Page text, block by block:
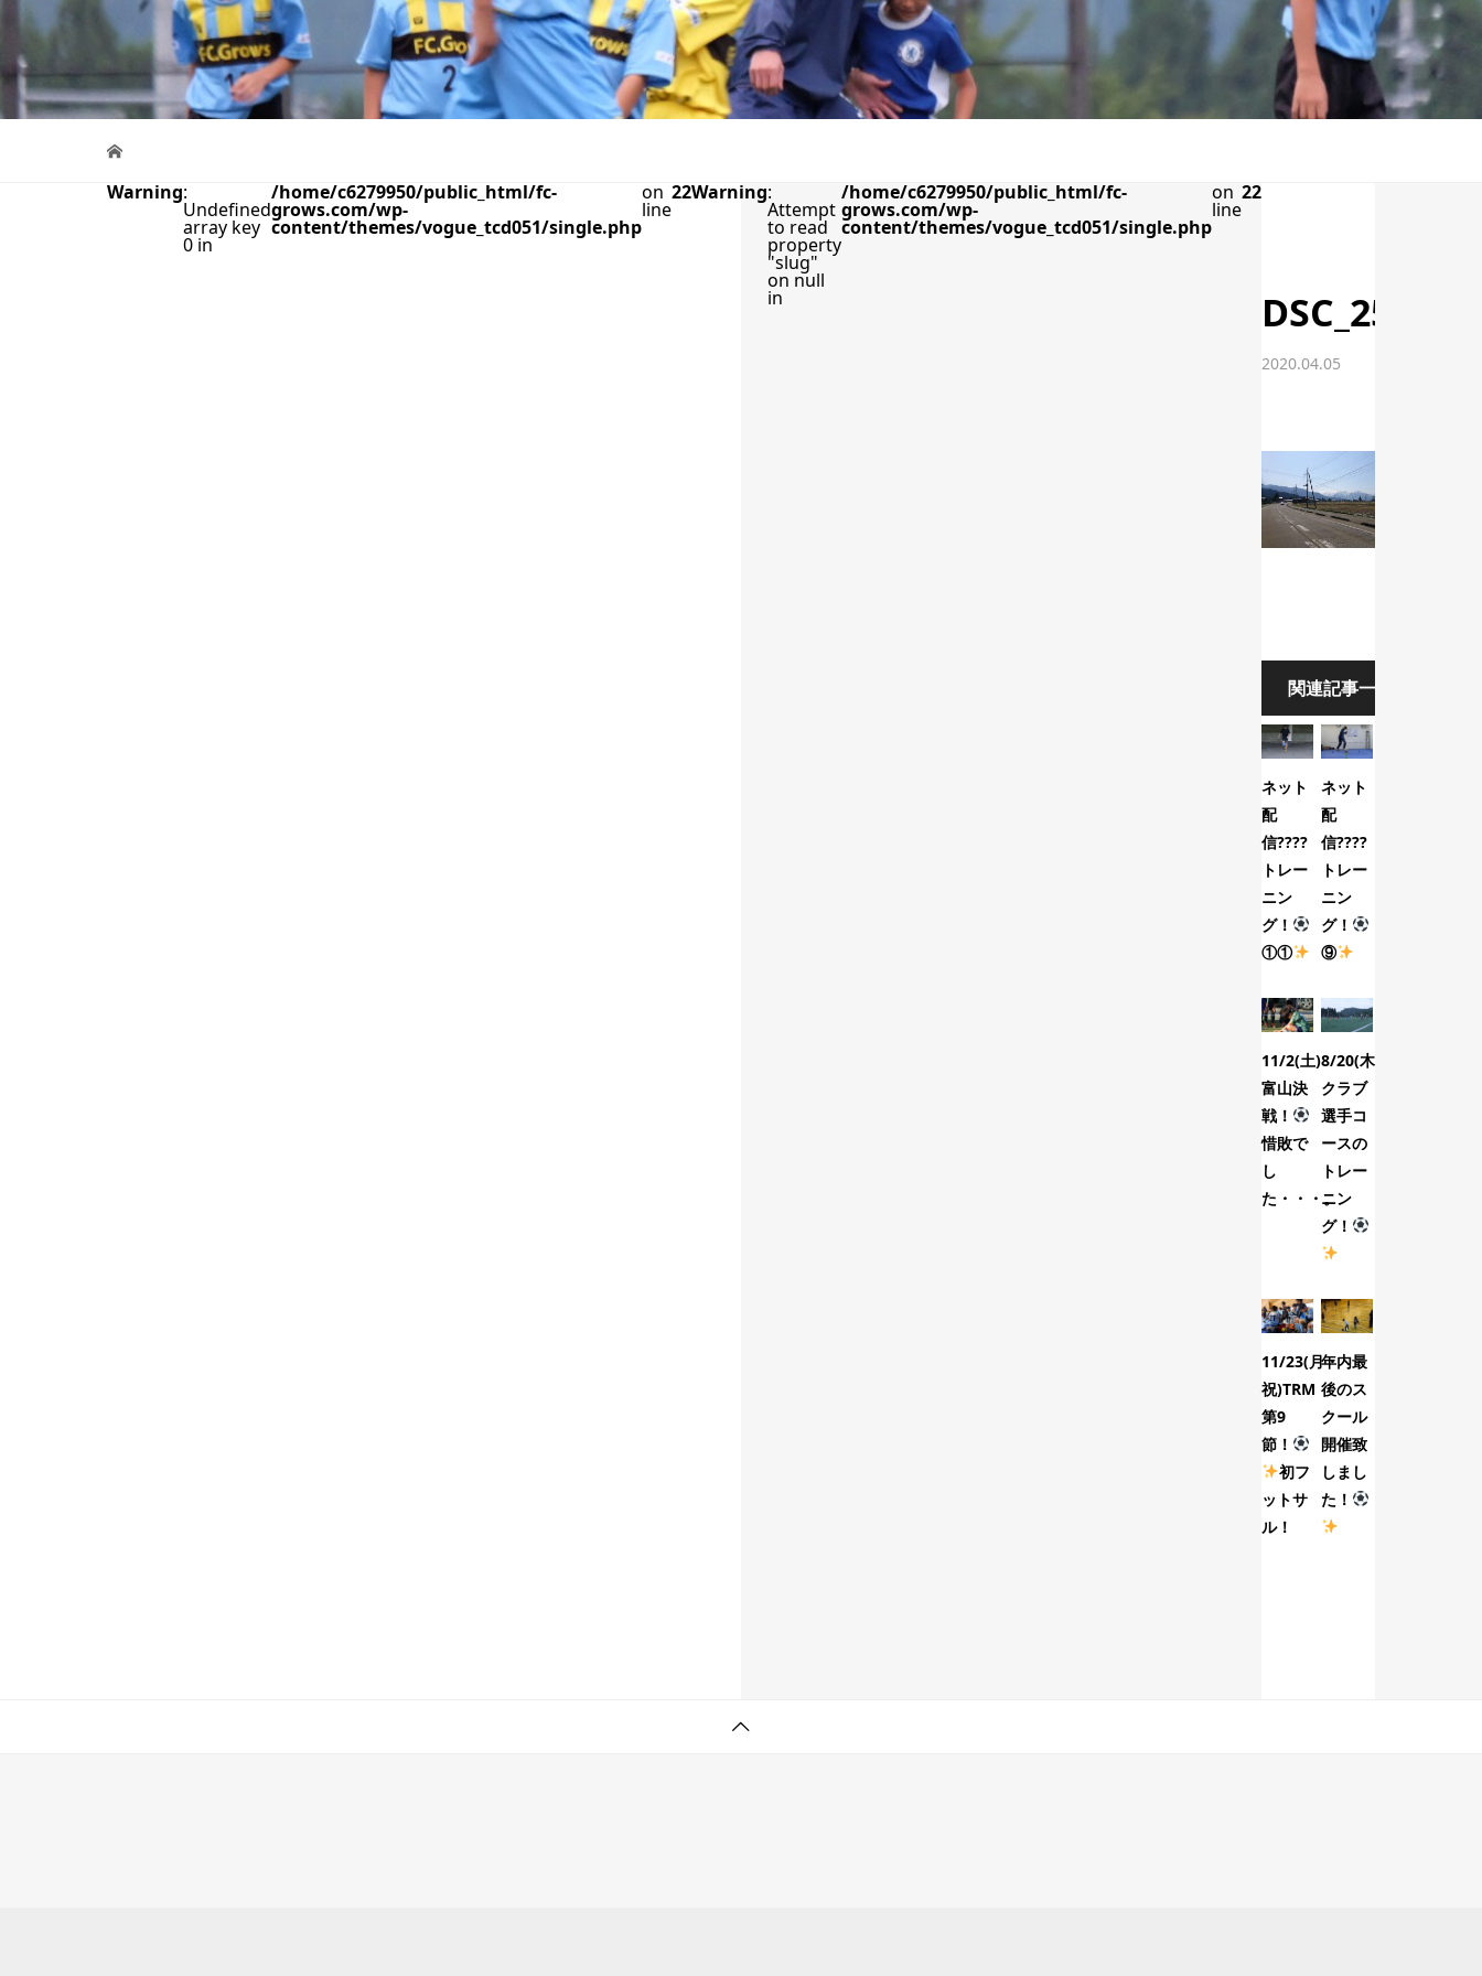
Warning:
Undefined
array key
0 in
/home/c6279950/public_html/fc-
grows.com/wp-
content/themes/vogue_tcd051/single.php
on
line
22Warning:
Attempt
to read
property
"slug"
on null
in
/home/c6279950/public_html/fc-
grows.com/wp-
content/themes/vogue_tcd051/single.php
on
line
22
DSC_2565
2020.04.05
関連記事一覧
ネット
配
信????
トレー
ニン
グ！
①①
ネット
配
信????
トレー
ニン
グ！
⑨
11/2(土)
富山決
戦！
惜敗で
し
た・・・。
8/20(木)
クラブ
選手コ
ースの
トレー
ニン
グ！
11/23(月・
祝)TRM
第9
節！
初フ
ットサ
ル！
年内最
後のス
クール
開催致
しまし
た！